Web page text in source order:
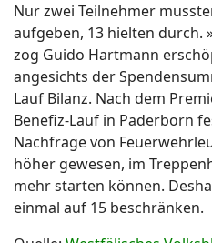
Nur zwei Teilnehmer
aufgeben, 13 hielten durch.
zog Guido Hartmann
angesichts der
Lauf Bilanz. Nach dem
Benefiz-Lauf in Paderborn
Nachfrage von
höher gewesen, im
mehr starten können.
einmal auf 15 beschränken.